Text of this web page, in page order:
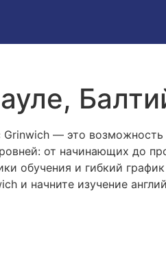
Grinwich — это возможность
от начинающих до
обучения и гибкий
и начните изучение